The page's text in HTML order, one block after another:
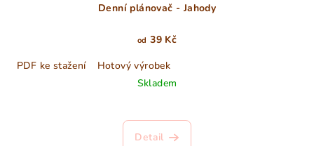
Denní plánovač - Jahody
od 39 Kč
PDF ke stažení
Hotový výrobek
Skladem
Detail